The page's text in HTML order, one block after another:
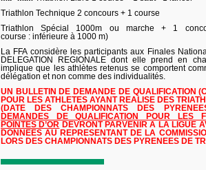
Triathlon Technique 2 concours + 1 course
Triathlon Spécial 1000m ou marche + 1
course : inférieure à 1000 m)
La FFA considère les participants aux Finales
DELEGATION REGIONALE dont elle prend en
implique que les athlètes retenus se comportent
délégation et non comme des individualités.
UN BULLETIN DE DEMANDE DE QUALIFICATION
POUR LES ATHLETES AYANT REALISE DES
(DATE DES CHAMPIONNATS DES
DEMANDES DE QUALIFICATION POUR LES
POINTES D’OR DEVRONT PARVENIR A LA LIGUE
DONNEES AU REPRESENTANT DE LA
LORS DES CHAMPIONNATS DES PYRENEES DE